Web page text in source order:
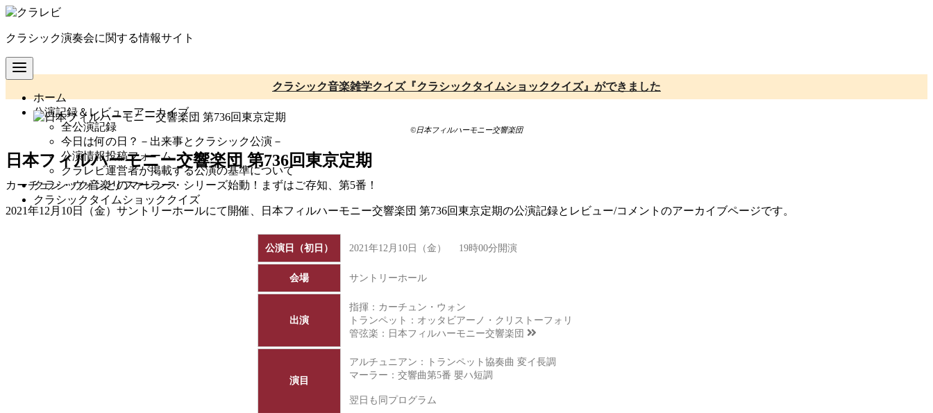
コ
テ
ン
ツ
移
クラシック演奏会に関する情報サイト
ホーム
公演記録＆レビューアーカイブ
全公演記録
今日は何の日？－出来事とクラシック公演－
公演情報投稿フォーム
クラレビ運営者が掲載する公演の基準について
クラシック音楽リファレンス
クラシックタイムショッククイズ
クラシック音楽雑学クイズ『クラシックタイムショッククイズ』ができました
©日本フィルハーモニー交響楽団
日本フィルハーモニー交響楽団 第736回東京定期
カーチュン・ウォンとのマーラー・シリーズ始動！まずはご存知、第5番！
2021年12月10日（金）サントリーホールにて開催、日本フィルハーモニー交響楽団 第736回東京定期の公演記録とレビュー/コメントのアーカイブページです。
公演日（初日） 2021年12月10日（金） 19時00分開演
会場 サントリーホール
出演
指揮：カーチュン・ウォン
トランペット：オッタビアーノ・クリストーフォリ
管弦楽： 日本フィルハーモニー交響楽団
演目
アルチュニアン：トランペット協奏曲 変イ長調
マーラー：交響曲第5番 嬰ハ短調
翌日も同プログラム